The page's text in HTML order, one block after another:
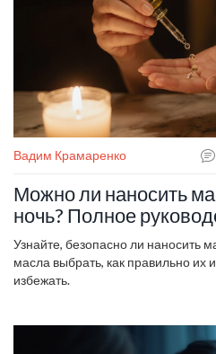
Вадим Крамаренко
Можно ли наносить
ночь? Полное
Узнайте, безопасно ли наносить
масла выбрать, как правильно их
избежать.